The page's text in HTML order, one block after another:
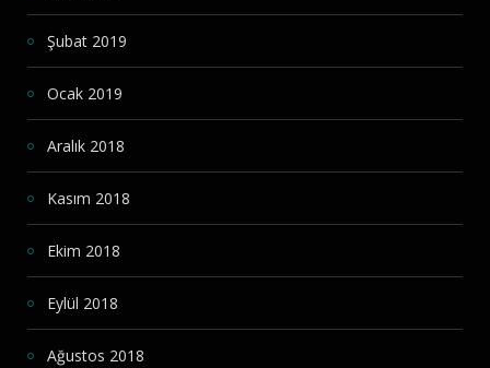
Şubat 2019
Ocak 2019
Aralık 2018
Kasım 2018
Ekim 2018
Eylül 2018
Ağustos 2018